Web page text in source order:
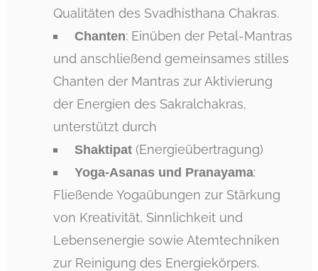
Qualitäten des Svadhisthana Chakras.
Chanten: Einüben der Petal-Mantras
und anschließend gemeinsames stilles
Chanten der Mantras zur Aktivierung
der Energien des Sakralchakras,
unterstützt durch
Shaktipat (Energieübertragung)
Yoga-Asanas und Pranayama:
Fließende Yogaübungen zur Stärkung
von Kreativität, Sinnlichkeit und
Lebensenergie sowie Atemtechniken
zur Reinigung des Energiekörpers.